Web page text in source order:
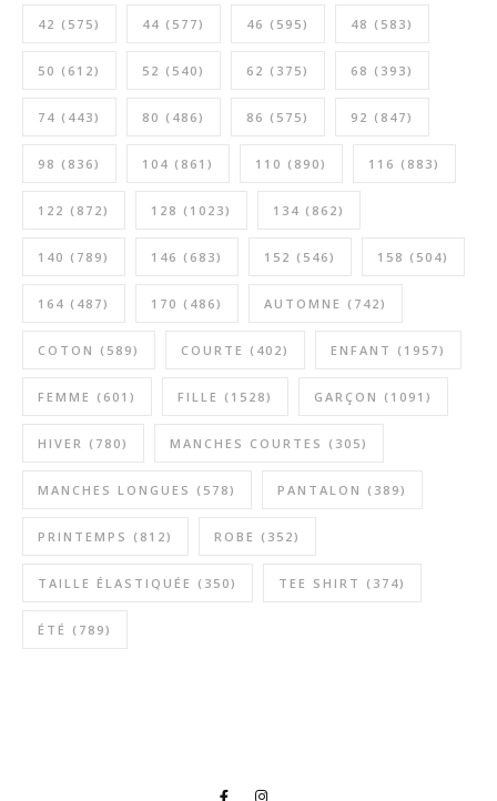
42 (575) 44 (577) 46 (595) 48 (583)
50 (612) 52 (540) 62 (375) 68 (393)
74 (443) 80 (486) 86 (575) 92 (847)
98 (836) 104 (861) 110 (890) 116 (883)
122 (872) 128 (1023) 134 (862)
140 (789) 146 (683) 152 (546) 158 (504)
164 (487) 170 (486) AUTOMNE (742)
COTON (589) COURTE (402) ENFANT (1957)
FEMME (601) FILLE (1528) GARÇON (1091)
HIVER (780) MANCHES COURTES (305)
MANCHES LONGUES (578) PANTALON (389)
PRINTEMPS (812) ROBE (352)
TAILLE ÉLASTIQUÉE (350) TEE SHIRT (374)
ÉTÉ (789)